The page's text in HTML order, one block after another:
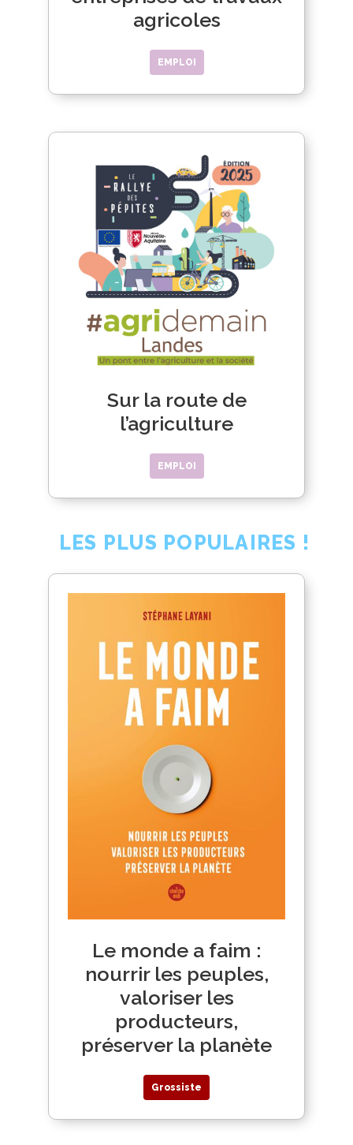
agricoles
EMPLOI
Sur la route de
l’agriculture
EMPLOI
LES PLUS POPULAIRES !
Le monde a faim :
nourrir les peuples,
valoriser les
producteurs,
préserver la planète
Grossiste